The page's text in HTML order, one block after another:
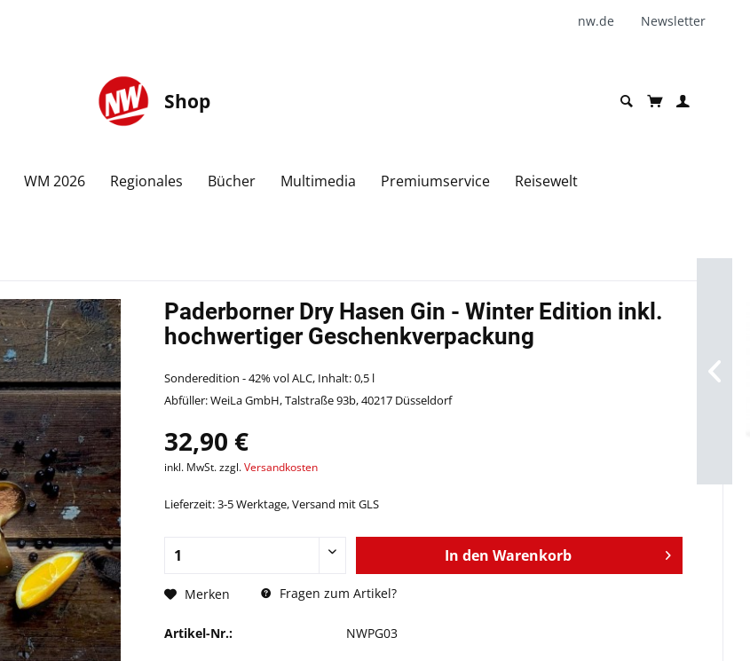
nw.de Newsletter
Shop
WM 2026 Regionales Bücher Multimedia Premiumservice Reisewelt
Paderborner Dry Hasen Gin - Winter Edition inkl.
hochwertiger Geschenkverpackung
Sonderedition - 42% vol ALC, Inhalt: 0,5 l
Abfüller: WeiLa GmbH, Talstraße 93b, 40217 Düsseldorf
32,90 €
inkl. MwSt. zzgl.Versandkosten
Lieferzeit: 3-5 Werktage, Versand mit GLS
In den Warenkorb
Merken Fragen zum Artikel?
Artikel-Nr.: NWPG03